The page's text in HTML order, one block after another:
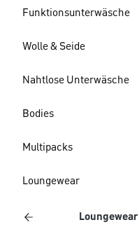
Funktionsunterwäsche
Wolle & Seide
Nahtlose Unterwäsche
Bodies
Multipacks
Loungewear
Loungewear